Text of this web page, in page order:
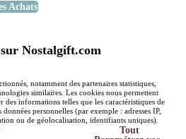
Achats
Nostalgift.com
notamment des partenaires statistiques,
similaires. Les cookies nous permettent
des informations telles que les caractéristiques de
personnelles (par exemple : adresses IP,
ou de géolocalisation, identifiants uniques).
Tout